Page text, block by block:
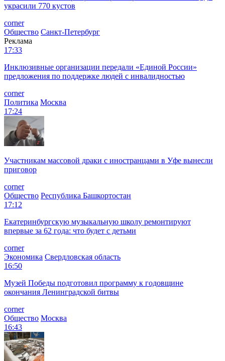
украсили 770 кустов
corner
Общество Санкт-Петербург
Реклама
17:33
Инклюзивные организации передали «Единой России»
предложения по поддержке людей с инвалидностью
corner
Политика Москва
17:24
Участникам массовой драки с иностранцами в Уфе вынесли
приговор
corner
Общество Республика Башкортостан
17:12
Екатеринбургскую музыкальную школу ремонтируют
впервые за 62 года: что будет с детьми
corner
Экономика Свердловская область
16:50
Музей Победы подготовил программу к годовщине
окончания Ленинградской битвы
corner
Общество Москва
16:43